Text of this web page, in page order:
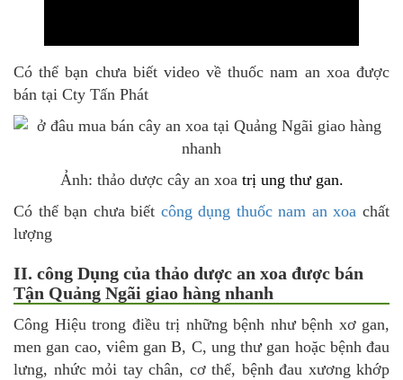
Có thể bạn chưa biết video về thuốc nam an xoa được
bán tại Cty Tấn Phát
Ảnh: thảo dược cây an xoatrị ung thư gan.
Có thể bạn chưa biết công dụng thuốc nam an xoa chất
lượng
II. công Dụng của thảo dược an xoa được bán
Tận Quảng Ngãi giao hàng nhanh
Công Hiệu trong điều trị những bệnh như bệnh xơ gan,
men gan cao, viêm gan B, C, ung thư gan hoặc bệnh đau
lưng, nhức mỏi tay chân, cơ thể, bệnh đau xương khớp